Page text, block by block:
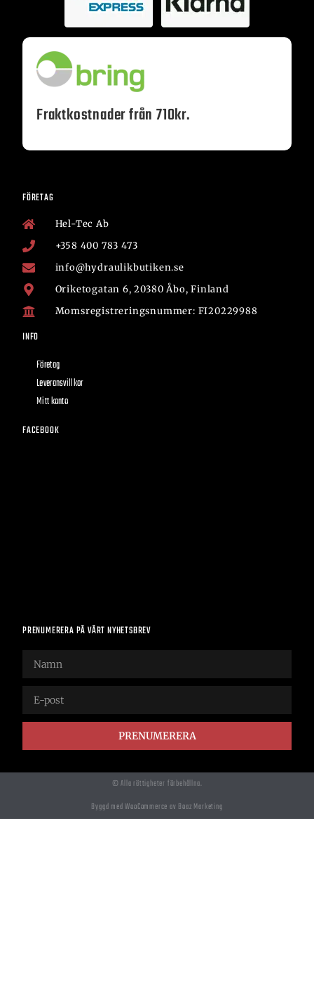
Fraktkostnader från 710kr.
FÖRETAG
Hel-Tec Ab
+358 400 783 473
info@hydraulikbutiken.se
Oriketogatan 6, 20380 Åbo, Finland
Momsregistreringsnummer: FI20229988
INFO
Företag
Leveransvillkor
Mitt konto
FACEBOOK
PRENUMERERA PÅ VÅRT NYHETSBREV
PRENUMERERA
© Alla rättigheter förbehållna.
Byggd med WooCommerce av Boaz Marketing